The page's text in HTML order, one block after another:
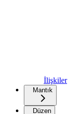
İlişkiler
Mantık
Düzen